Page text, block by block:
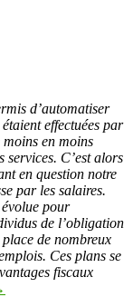
d’automatiser
effectuées par
moins en moins
services. C’est alors
en question notre
par les salaires.
pour
de l’obligation
de nombreux
Ces plans se
fiscaux